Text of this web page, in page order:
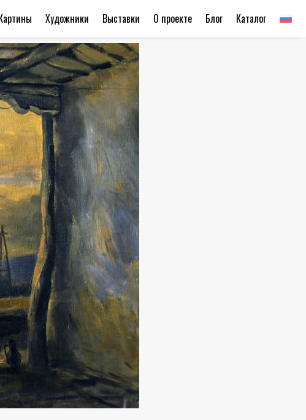
Каталог
Блог
О проекте
Выставки
Художники